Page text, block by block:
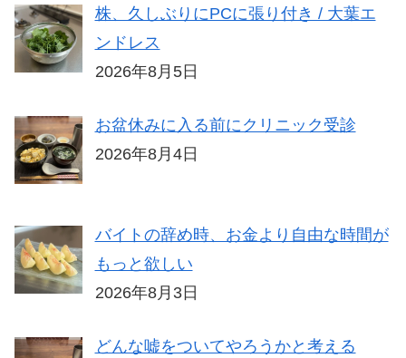
株、久しぶりにPCに張り付き / 大葉エ
ンドレス
2026年8月5日
お盆休みに入る前にクリニック受診
2026年8月4日
バイトの辞め時、お金より自由な時間が
もっと欲しい
2026年8月3日
どんな嘘をついてやろうかと考える